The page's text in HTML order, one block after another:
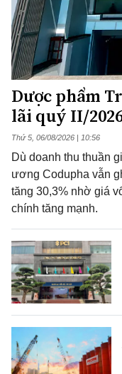
Dược phẩm
lãi quý II/
Thứ 5, 06/08/2026 | 10:56
Dù doanh thu thuần
ương Codupha vẫn
tăng 30,3% nhờ giá
chính tăng mạnh.